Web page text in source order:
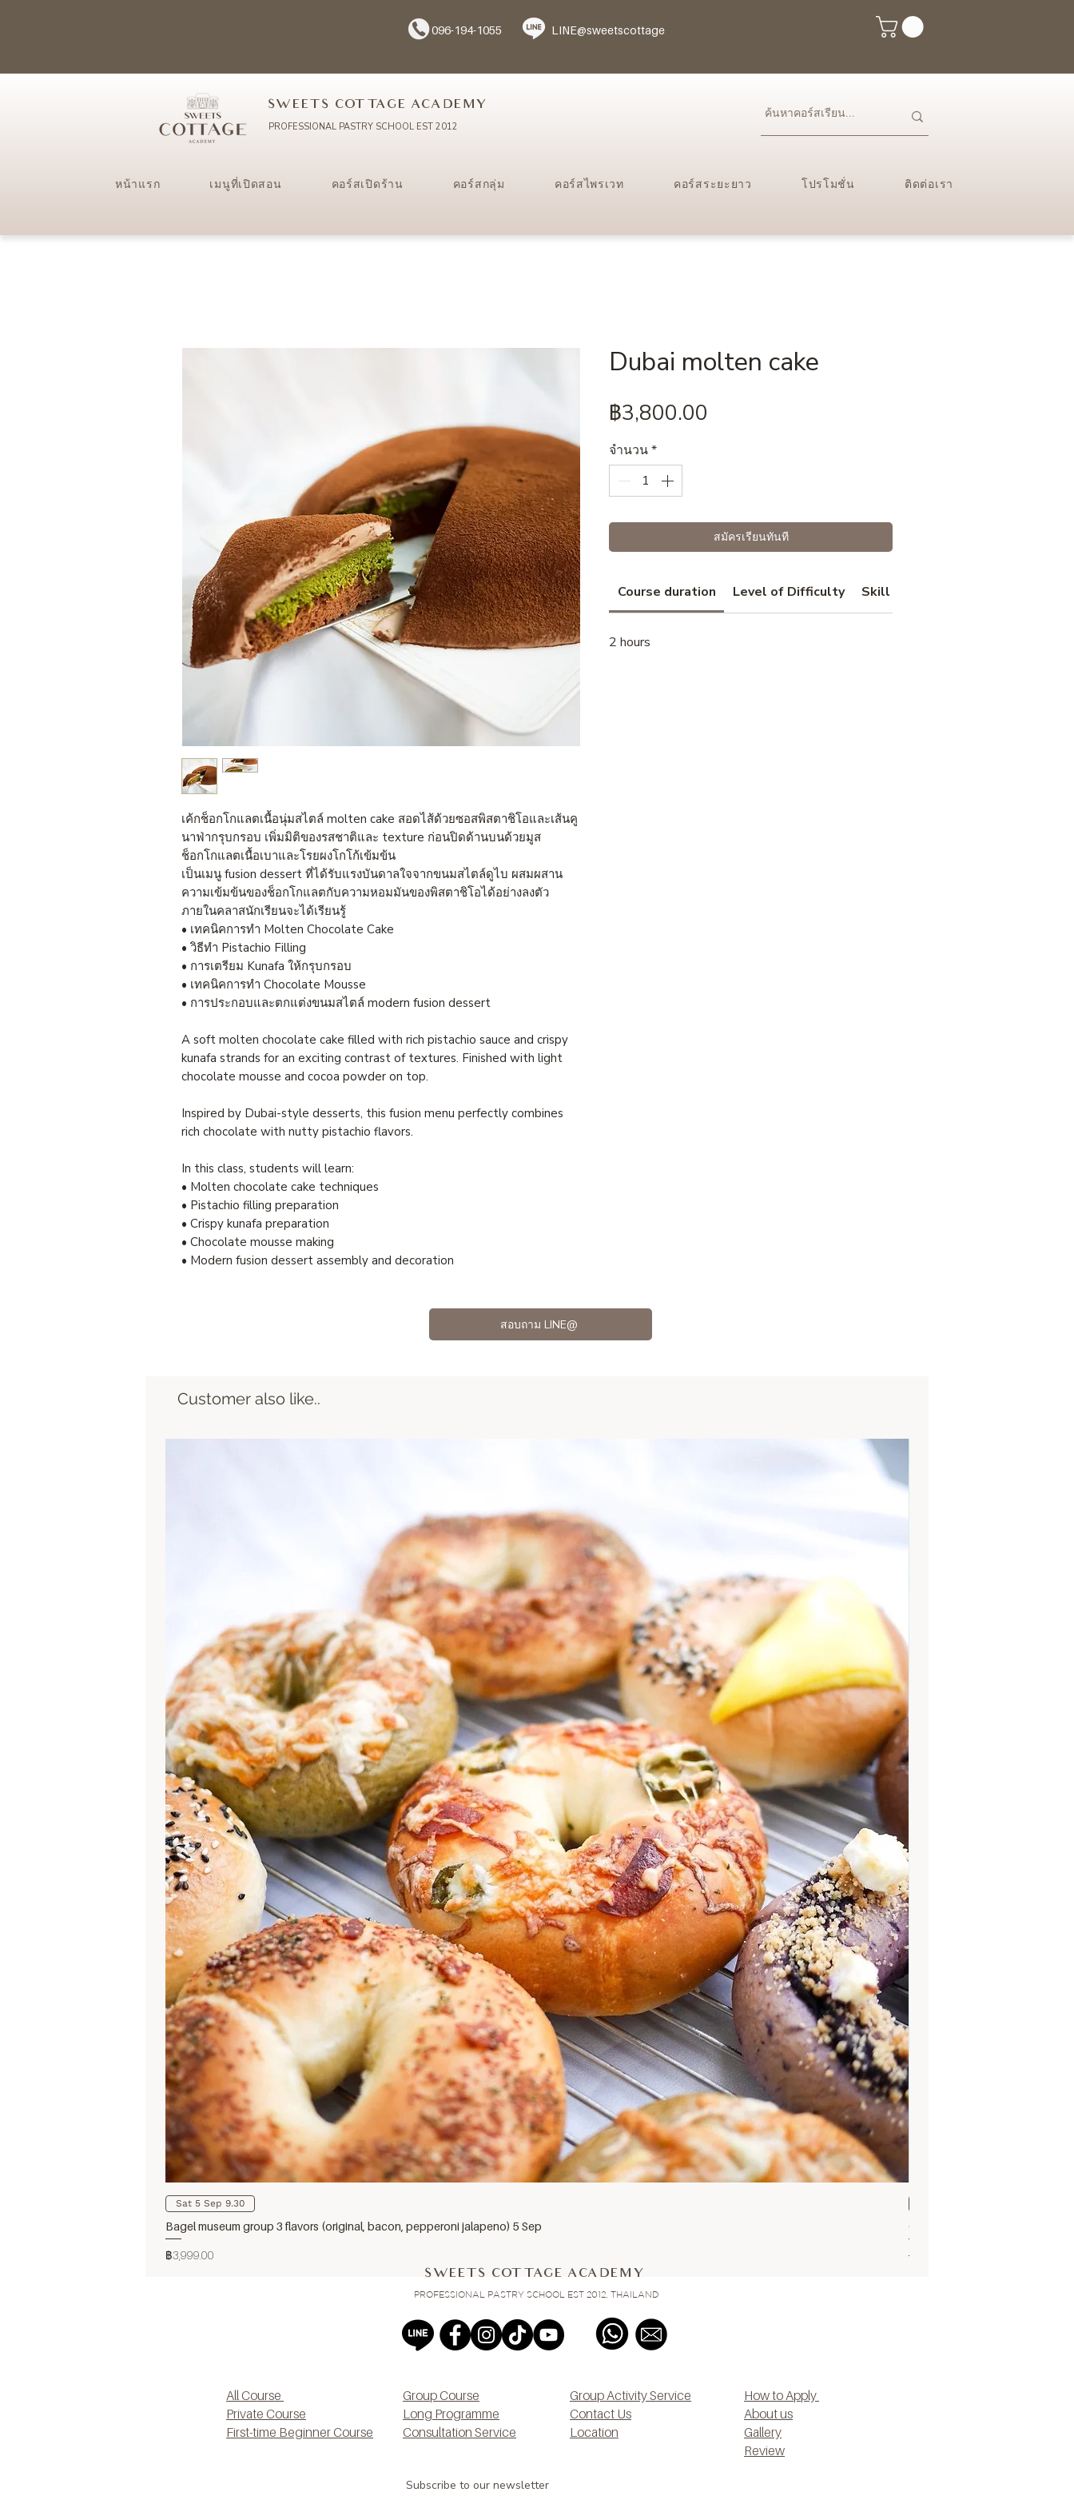
096-194-1055 LINE@sweetscottage
SWEETS COTTAGE ACADEMY
PROFESSIONAL PASTRY SCHOOL EST 2012
หน้าแรก เมนูที่เปิดสอน คอร์สเปิดร้าน คอร์สกลุ่ม คอร์สไพรเวท คอร์สระยะยาว โปรโมชั่น ติดต่อเรา
เค้กช็อกโกแลตเนื้อนุ่มสไตล์ molten cake สอดไส้ด้วยซอสพิสตาชิโอและเส้นคู
นาฟ่ากรุบกรอบ เพิ่มมิติของรสชาติและ texture ก่อนปิดด้านบนด้วยมูส
ช็อกโกแลตเนื้อเบาและโรยผงโกโก้เข้มข้น
เป็นเมนู fusion dessert ที่ได้รับแรงบันดาลใจจากขนมสไตล์ดูไบ ผสมผสาน
ความเข้มข้นของช็อกโกแลตกับความหอมมันของพิสตาชิโอได้อย่างลงตัว
ภายในคลาสนักเรียนจะได้เรียนรู้
• เทคนิคการทำ Molten Chocolate Cake
• วิธีทำ Pistachio Filling
• การเตรียม Kunafa ให้กรุบกรอบ
• เทคนิคการทำ Chocolate Mousse
• การประกอบและตกแต่งขนมสไตล์ modern fusion dessert
A soft molten chocolate cake filled with rich pistachio sauce and crispy
kunafa strands for an exciting contrast of textures. Finished with light
chocolate mousse and cocoa powder on top.
Inspired by Dubai-style desserts, this fusion menu perfectly combines
rich chocolate with nutty pistachio flavors.
In this class, students will learn:
• Molten chocolate cake techniques
• Pistachio filling preparation
• Crispy kunafa preparation
• Chocolate mousse making
• Modern fusion dessert assembly and decoration
Dubai molten cake
฿3,800.00
จำนวน*
สมัครเรียนทันที
Course duration Level of Difficulty Skill
2 hours
สอบถาม LINE@
Customer also like..
Sat 5 Sep 9.30
Bagel museum group 3 flavors (original, bacon, pepperoni jalapeno) 5 Sep
ราคา
฿3,999.00
Ocean cupcake 30 Aug
ราคาปกติ
฿1,500.00
SWEETS COTTAGE ACADEMY
PROFESSIONAL PASTRY SCHOOL EST 2012, THAILAND
All Course
Private Course
First-time Beginner Course
How to Apply
About us
Gallery
Review
Subscribe to our newsletter
Group Course
Long Programme
Consultation Service
Group Activity Service
Contact Us
Location